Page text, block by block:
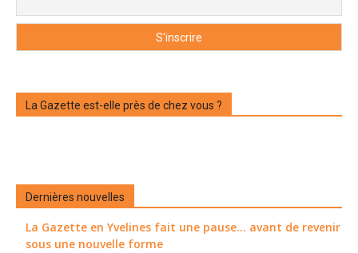
La Gazette est-elle près de chez vous ?
Dernières nouvelles
La Gazette en Yvelines fait une pause... avant de revenir
sous une nouvelle forme